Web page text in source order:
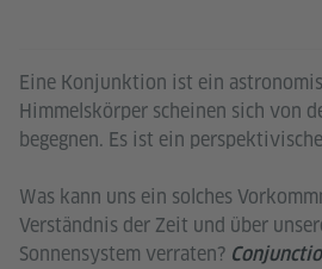
Eine Konjunktion ist ein
Himmelskörper scheinen sich von
begegnen. Es ist ein
Was kann uns ein solches
Verständnis der Zeit und über
Sonnensystem verraten?